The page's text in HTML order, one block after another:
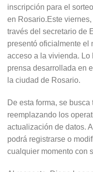
inscripción para el
en Rosario.Este
través del secretario de
presentó oficialmente el
acceso a la vivienda. Lo
prensa desarrollada en
la ciudad de Rosario.
De esta forma, se
reemplazando los
actualización de datos.
podrá registrarse o
cualquier momento con